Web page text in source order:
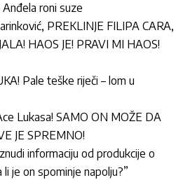
roni suze
PREKLINJE FILIPA CARA,
HAOS JE! PRAVI MI HAOS!
Pale teške riječi – lom u
Lukasa! SAMO ON MOŽE DA
JE SPREMNO!
informaciju od produkcije o
li je on spominje napolju?”